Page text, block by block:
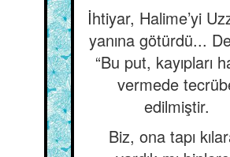
İhtiyar, Halime’yi
yanına götürdü...
“Bu put, kayıpları
vermede
edilmiştir.
Biz, ona tapı